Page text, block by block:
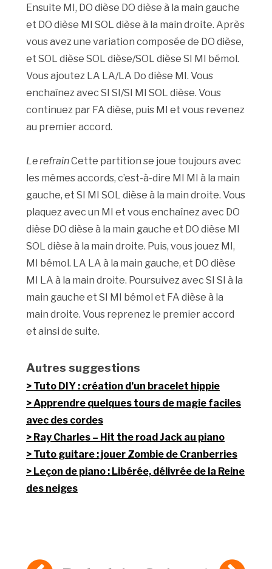
Ensuite MI, DO dièse DO dièse à la main gauche
et DO dièse MI SOL dièse à la main droite. Après
vous avez une variation composée de DO dièse,
et SOL dièse SOL dièse/SOL dièse SI MI bémol.
Vous ajoutez LA LA/LA Do dièse MI. Vous
enchaînez avec SI SI/SI MI SOL dièse. Vous
continuez par FA dièse, puis MI et vous revenez
au premier accord.
Le refrainCette partition se joue toujours avec
les mêmes accords, c’est-à-dire MI MI à la main
gauche, et SI MI SOL dièse à la main droite. Vous
plaquez avec un MI et vous enchaînez avec DO
dièse DO dièse à la main gauche et DO dièse MI
SOL dièse à la main droite. Puis, vous jouez MI,
MI bémol. LA LA à la main gauche, et DO dièse
MI LA à la main droite. Poursuivez avec SI SI à la
main gauche et SI MI bémol et FA dièse à la
main droite. Vous reprenez le premier accord
et ainsi de suite.
Autres suggestions
Tuto DIY : création d’un bracelet hippie
Apprendre quelques tours de magie faciles
avec des cordes
Ray Charles – Hit the road Jack au piano
Tuto guitare : jouer Zombie de Cranberries
Leçon de piano : Libérée, délivrée de la Reine
des neiges